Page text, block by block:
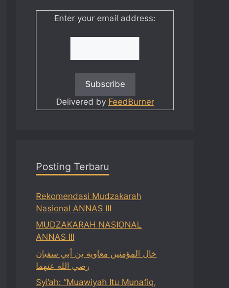
Enter your email address:
Delivered by FeedBurner
Posting Terbaru
Rekomendasi Mudzakarah
Nasional ANNAS III
MUDZAKARAH NASIONAL
ANNAS III
خال المؤمنين معاوية بن أبي سفيان
رضي الله عنهما
Syi’ah: “Muawiyah Itu Munafiq,